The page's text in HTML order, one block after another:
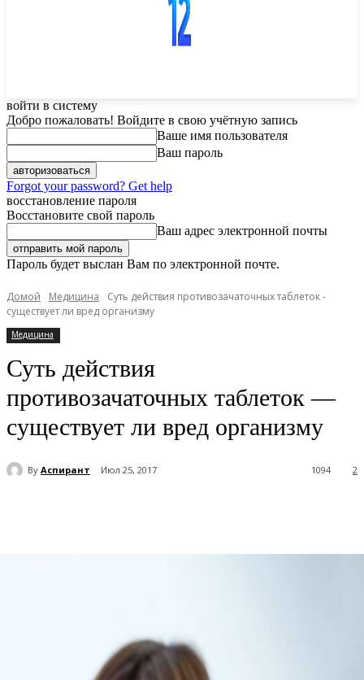
войти в систему
Добро пожаловать! Войдите в свою учётную запись
Ваше имя пользователя
Ваш пароль
Forgot your password? Get help
восстановление пароля
Восстановите свой пароль
Ваш адрес электронной почты
Пароль будет выслан Вам по электронной почте.
Домой Медицина
Суть действия противозачаточных таблеток -
существует ли вред организму
Медицина
Суть действия
противозачаточных таблеток —
существует ли вред организму
By Аспирант Июл 25, 2017 2
1094